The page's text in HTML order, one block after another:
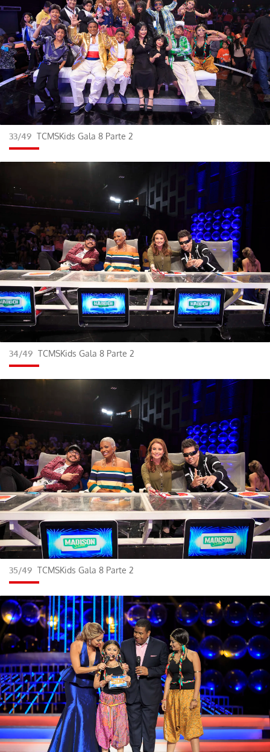
33/49 TCMSKids Gala 8 Parte 2
34/49 TCMSKids Gala 8 Parte 2
35/49 TCMSKids Gala 8 Parte 2